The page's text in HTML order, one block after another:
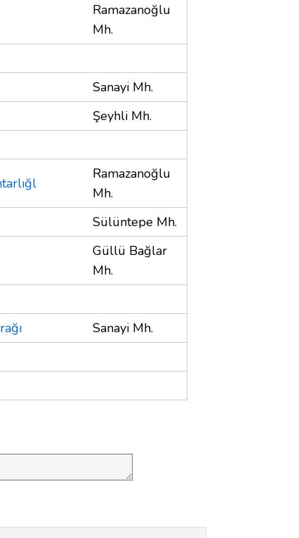
Ramazanoğlu
Mh.
Sanayi Mh.
Şeyhli Mh.
Ramazanoğlu
Mh.
Sülüntepe Mh.
Güllü Bağlar
Mh.
Sanayi Mh.